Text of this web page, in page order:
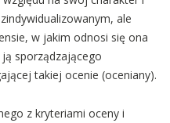
ale
w jakim odnosi się ona
sporządzającego
takiej ocenie (oceniany).
z kryteriami oceny i